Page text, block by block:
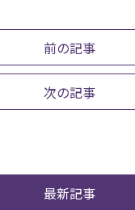
前の記事
次の記事
最新記事